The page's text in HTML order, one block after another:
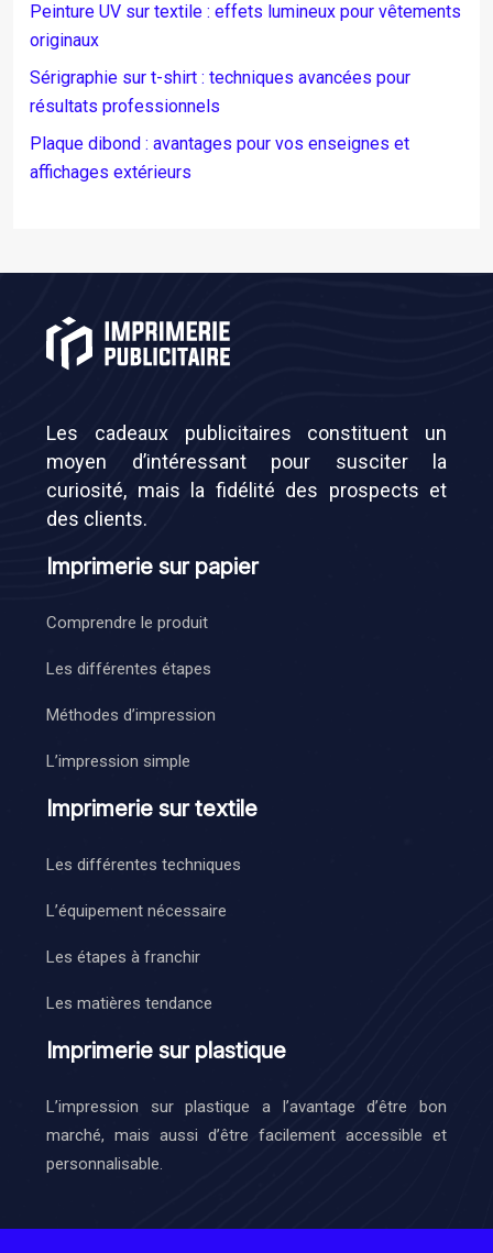
Peinture UV sur textile : effets lumineux pour vêtements
originaux
Sérigraphie sur t-shirt : techniques avancées pour
résultats professionnels
Plaque dibond : avantages pour vos enseignes et
affichages extérieurs
Les cadeaux publicitaires constituent un
moyen d’intéressant pour susciter la
curiosité, mais la fidélité des prospects et
des clients.
Imprimerie sur papier
Comprendre le produit
Les différentes étapes
Méthodes d’impression
L’impression simple
Imprimerie sur textile
Les différentes techniques
L’équipement nécessaire
Les étapes à franchir
Les matières tendance
Imprimerie sur plastique
L’impression sur plastique a l’avantage d’être bon
marché, mais aussi d’être facilement accessible et
personnalisable.